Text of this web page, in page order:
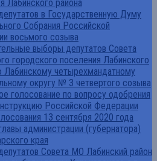
Лабинского района
в Государственную Думу
Собрания Российской
восьмого созыва
выборы депутатов Совета
городского поселения Лабинского
Лабинскому четырехмандатному
округу № 3 четвертого созыва
голосование по вопросу одобрения
Российской Федерации
13 сентября 2020 года
администрации (губернатора)
края
Совета МО Лабинский район